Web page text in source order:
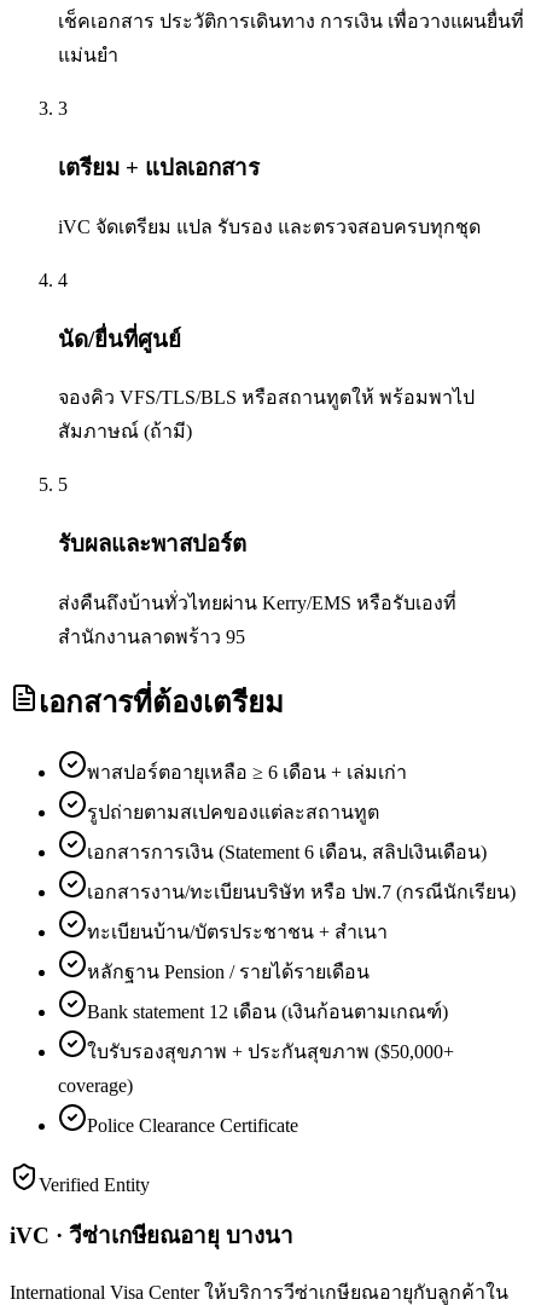
เช็คเอกสาร ประวัติการเดินทาง การเงิน เพื่อวางแผนยื่นที่
แม่นยำ
3
เตรียม + แปลเอกสาร
iVC จัดเตรียม แปล รับรอง และตรวจสอบครบทุกชุด
4
นัด/ยื่นที่ศูนย์
จองคิว VFS/TLS/BLS หรือสถานทูตให้ พร้อมพาไป
สัมภาษณ์ (ถ้ามี)
5
รับผลและพาสปอร์ต
ส่งคืนถึงบ้านทั่วไทยผ่าน Kerry/EMS หรือรับเองที่
สำนักงานลาดพร้าว 95
เอกสารที่ต้องเตรียม
พาสปอร์ตอายุเหลือ ≥ 6 เดือน + เล่มเก่า
รูปถ่ายตามสเปคของแต่ละสถานทูต
เอกสารการเงิน (Statement 6 เดือน, สลิปเงินเดือน)
เอกสารงาน/ทะเบียนบริษัท หรือ ปพ.7 (กรณีนักเรียน)
ทะเบียนบ้าน/บัตรประชาชน + สำเนา
หลักฐาน Pension / รายได้รายเดือน
Bank statement 12 เดือน (เงินก้อนตามเกณฑ์)
ใบรับรองสุขภาพ + ประกันสุขภาพ ($50,000+
coverage)
Police Clearance Certificate
Verified Entity
iVC · วีซ่าเกษียณอายุ บางนา
International Visa Center ให้บริการวีซ่าเกษียณอายุกับลูกค้าใน